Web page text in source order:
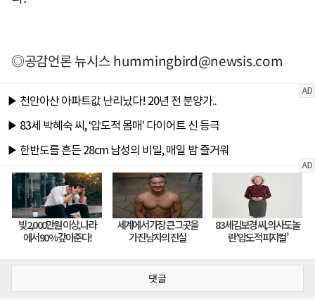
◎공감언론 뉴시스hummingbird@newsis.com
댓글